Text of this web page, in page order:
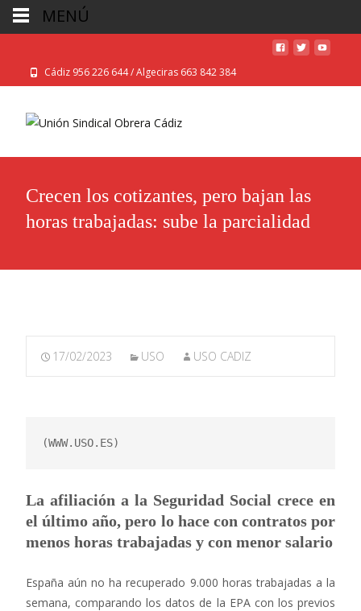
Cádiz 956 226 644 / Algeciras 663 842 384
Crecen los cotizantes, pero bajan las
horas trabajadas: sube la parcialidad
17/02/2023 USO USO CADIZ
(WWW.USO.ES)
La afiliación a la Seguridad Social crece en
el último año, pero lo hace con contratos por
menos horas trabajadas y con menor salario
España aún no ha recuperado 9.000 horas trabajadas a la
semana, comparando los datos de la EPA con los previos
MENÚ